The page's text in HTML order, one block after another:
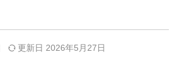
更新日 2026年5月27日